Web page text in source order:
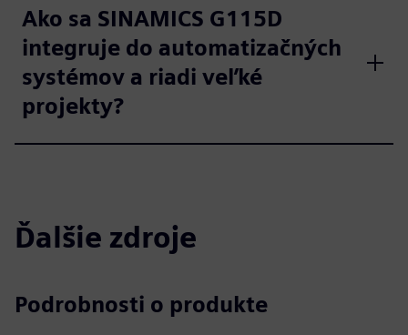
Ako sa SINAMICS G115D
integruje do automatizačných
systémov a riadi veľké
projekty?
Ďalšie zdroje
Podrobnosti o produkte